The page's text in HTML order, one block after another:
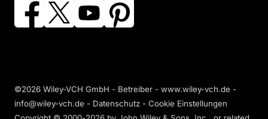
©2026 Wiley-VCH GmbH - Betreiber - www.wiley-vch.de -
info@wiley-vch.de - Datenschutz - Cookie Einstellungen